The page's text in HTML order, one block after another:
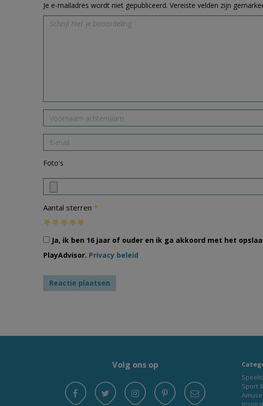
Je e-mailadres wordt niet gepubliceerd. Vereiste velden zijn
Foto's
Aantal sterren *
Ja, ik ben 16 jaar of ouder en ik ga akkoord met het
PlayAdvisor. Privacy beleid
Volg ons op
Sport